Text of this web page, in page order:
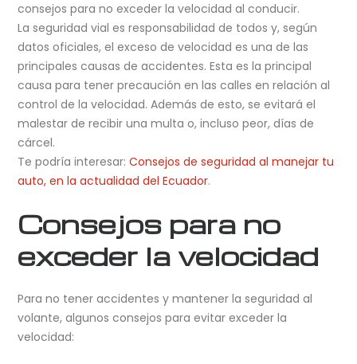
consejos para no exceder la velocidad al conducir.
La seguridad vial es responsabilidad de todos y, según
datos oficiales, el exceso de velocidad es una de las
principales causas de accidentes. Esta es la principal
causa para tener precaución en las calles en relación al
control de la velocidad. Además de esto, se evitará el
malestar de recibir una multa o, incluso peor, días de
cárcel.
Te podría interesar:Consejos de seguridad al manejar tu
auto, en la actualidad del Ecuador.
Consejos para no
exceder la velocidad
Para no tener accidentes y mantener la seguridad al
volante, algunos consejos para evitar exceder la
velocidad: